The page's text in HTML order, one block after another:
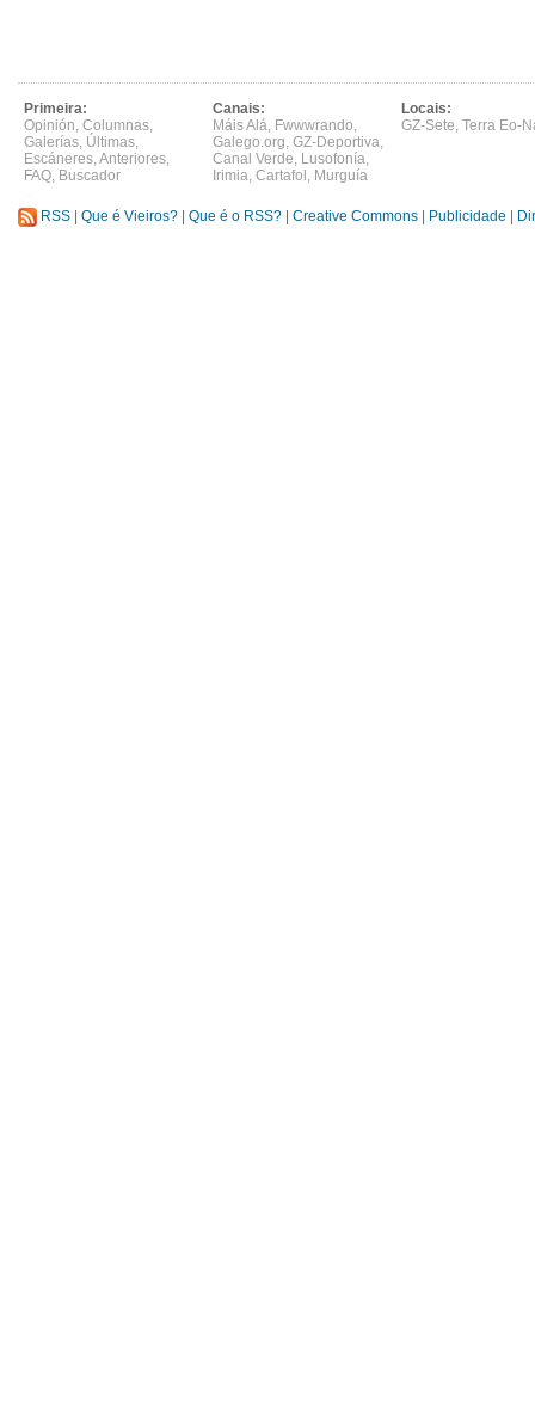
Primeira:
Opinión, Columnas,
Galerías, Últimas,
Escáneres,Anteriores,
FAQ, Buscador
Canais:
Máis Alá, Fwwwrando,
Galego.org, GZ-Deportiva,
Canal Verde, Lusofonía,
Irimia, Cartafol , Murguía
Locais:
GZ-Sete, Terra Eo-
RSS Que é Vieiros? Que é o RSS? Creative Commons Publicidade